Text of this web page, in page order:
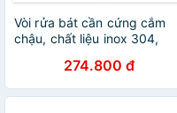
Vòi rửa bát cần cứng cắm
chậu, chất liệu inox 304,
274.800 đ